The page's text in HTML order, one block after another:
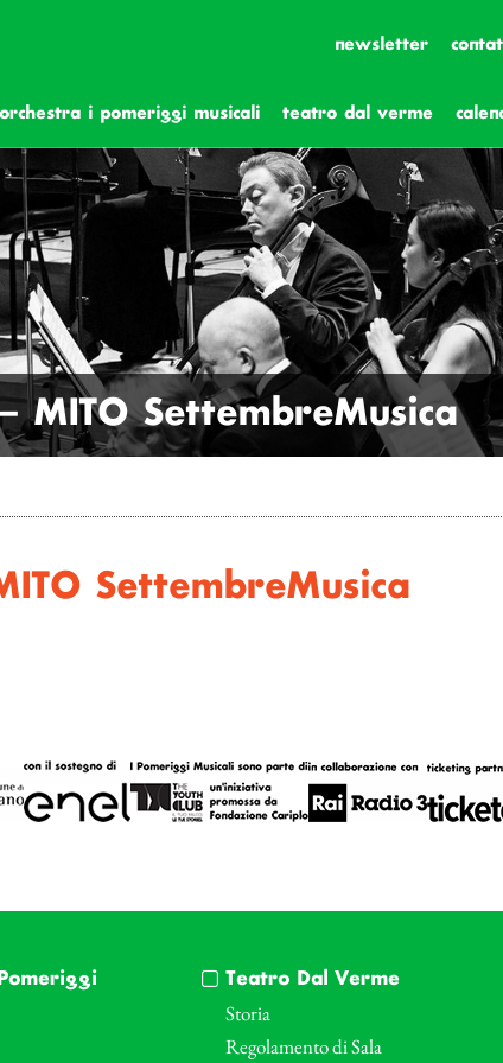
newsletter
orchestra i pomeriggi musicali teatro dal verme
– MITO SettembreMusica
SettembreMusica
Teatro Dal Verme
Storia
Regolamento di Sala